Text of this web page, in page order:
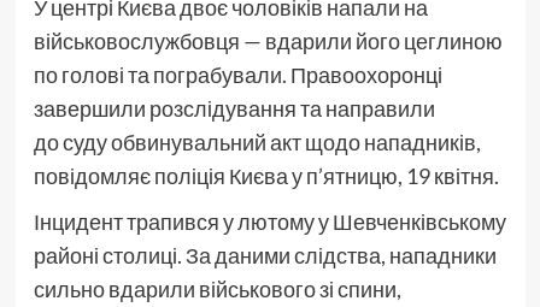
У центрі Києва двоє чоловіків напали на
військовослужбовця — вдарили його цеглиною
по голові та пограбували. Правоохоронці
завершили розслідування та направили
до суду обвинувальний акт щодо нападників,
повідомляє поліція Києва у п’ятницю, 19 квітня.
Інцидент трапився у лютому у Шевченківському
районі столиці. За даними слідства, нападники
сильно вдарили військового зі спини,